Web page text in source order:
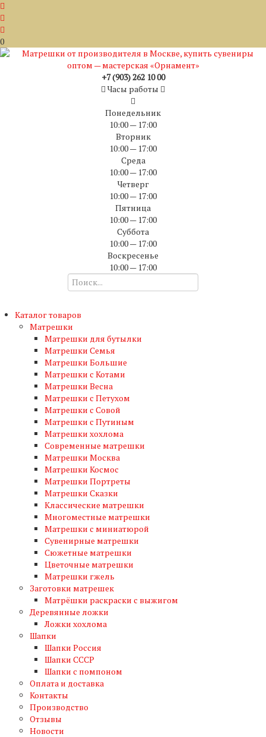
0
+7 (903) 262 10 00
Часы работы
Понедельник
10:00 — 17:00
Вторник
10:00 — 17:00
Среда
10:00 — 17:00
Четверг
10:00 — 17:00
Пятница
10:00 — 17:00
Суббота
10:00 — 17:00
Воскресенье
10:00 — 17:00
Каталог товаров
Матрешки
Матрешки для бутылки
Матрешки Семья
Матрешки Большие
Матрешки с Котами
Матрешки Весна
Матрешки с Петухом
Матрешки с Совой
Матрешки с Путиным
Матрешки хохлома
Современные матрешки
Матрешки Москва
Матрешки Космос
Матрешки Портреты
Матрешки Сказки
Классические матрешки
Многоместные матрешки
Матрешки с миниатюрой
Сувенирные матрешки
Сюжетные матрешки
Цветочные матрешки
Матрешки гжель
Заготовки матрешек
Матрёшки раскраски с выжигом
Деревянные ложки
Ложки хохлома
Шапки
Шапки Россия
Шапки СССР
Шапки с помпоном
Оплата и доставка
Контакты
Производство
Отзывы
Новости